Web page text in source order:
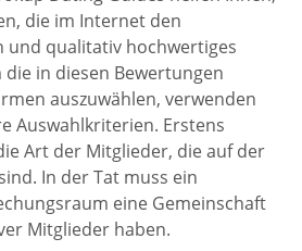
die im Internet den
und qualitativ hochwertiges
in diesen Bewertungen
auszuwählen, verwenden
Auswahlkriterien. Erstens
Art der Mitglieder, die auf der
In der Tat muss ein
eine Gemeinschaft
Mitglieder haben.